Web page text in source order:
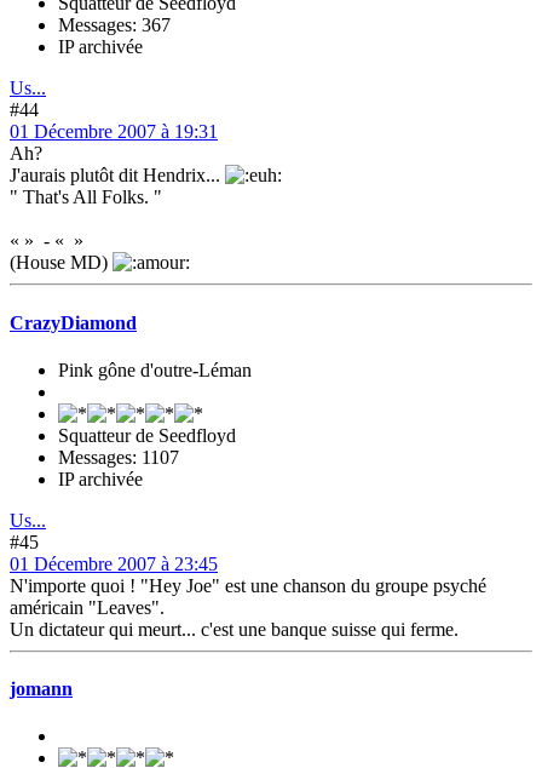
Messages: 367
IP archivée
Us...
#44
01 Décembre 2007 à 19:31
Ah?
J'aurais plutôt dit Hendrix...
" That's All Folks. "
« » - « »
(House MD)
CrazyDiamond
Pink gône d'outre-Léman
Squatteur de Seedfloyd
Messages: 1107
IP archivée
Us...
#45
01 Décembre 2007 à 23:45
N'importe quoi ! "Hey Joe" est une chanson du groupe psyché
américain "Leaves".
Un dictateur qui meurt... c'est une banque suisse qui ferme.
jomann